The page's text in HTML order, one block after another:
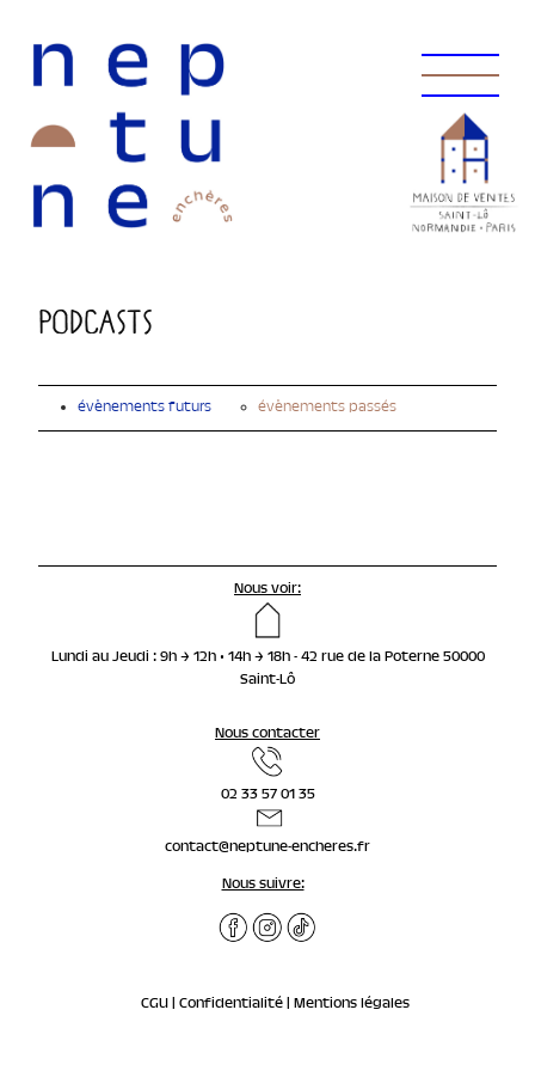
Podcasts
évènements futurs évènements passés
Nous voir:
Lundi au Jeudi : 9h → 12h • 14h → 18h - 42 rue de la Poterne 50000
Saint-Lô
Nous contacter
02 33 57 01 35
contact@neptune-encheres.fr
Nous suivre:
CGU | Confidentialité | Mentions légales